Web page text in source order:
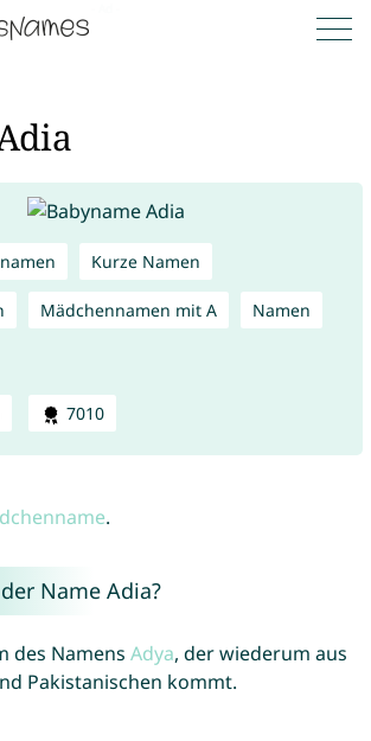
Kurze Namen
Mädchennamen mit A Namen
7010
.
Name Adia?
des Namens Adya, der wiederum aus
Pakistanischen kommt.